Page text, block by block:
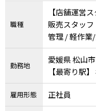
職種
【店舗運営
販売スタッ
管理 / 軽作業
勤務地
愛媛県 松山市
雇用形態 正社員